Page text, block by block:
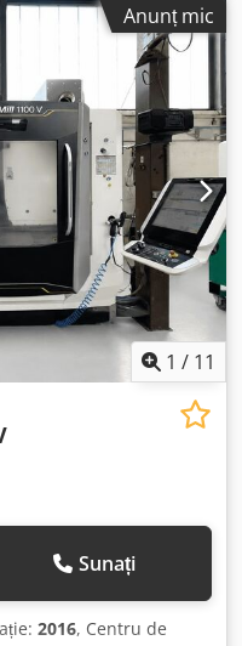
2005 Cursă de lucru: X
0 – 18.000 rpm
accesorii: Masă
1250 mm x 700 mm
Măsurare scule în
de scule vertical, cu
completă de
interioară Manetă
3 + 4 Transportor de
reglabile pe înălţime
arborelui principal
(Rittal) Instrucţiuni de
Anunț mic
1 / 11
Sunați
2016, Centru de